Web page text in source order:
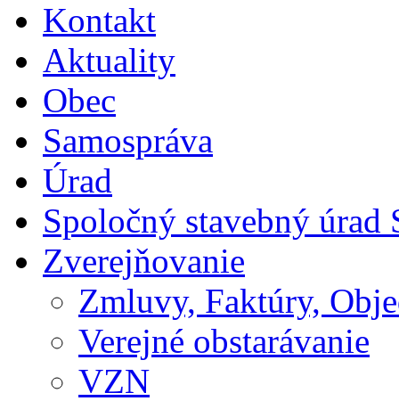
Kontakt
Aktuality
Obec
Samospráva
Úrad
Spoločný stavebný úrad
Zverejňovanie
Zmluvy, Faktúry,
Verejné obstarávanie
VZN